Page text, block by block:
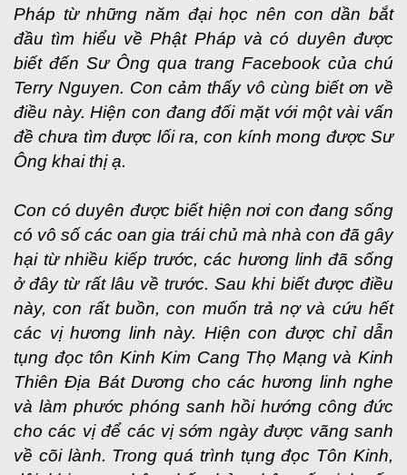
Pháp từ những năm đại học nên con dần bắt
đầu tìm hiểu về Phật Pháp và có duyên được
biết đến Sư Ông qua trang Facebook của chú
Terry Nguyen. Con cảm thấy vô cùng biết ơn về
điều này. Hiện con đang đối mặt với một vài vấn
đề chưa tìm được lối ra, con kính mong được Sư
Ông khai thị ạ.
Con có duyên được biết hiện nơi con đang sống
có vô số các oan gia trái chủ mà nhà con đã gây
hại từ nhiều kiếp trước, các hương linh đã sống
ở đây từ rất lâu về trước. Sau khi biết được điều
này, con rất buồn, con muốn trả nợ và cứu hết
các vị hương linh này. Hiện con được chỉ dẫn
tụng đọc tôn Kinh Kim Cang Thọ Mạng và Kinh
Thiên Địa Bát Dương cho các hương linh nghe
và làm phước phóng sanh hồi hướng công đức
cho các vị để các vị sớm ngày được vãng sanh
về cõi lành. Trong quá trình tụng đọc Tôn Kinh,